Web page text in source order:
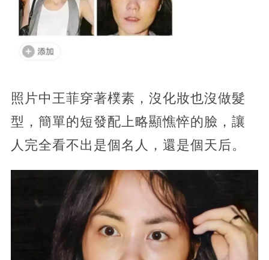
照片中王菲穿著樸素，沒化妝也沒做髮
型，簡單的短發配上略顯憔悴的臉，讓
人完全看不出是個名人，還是個天后。